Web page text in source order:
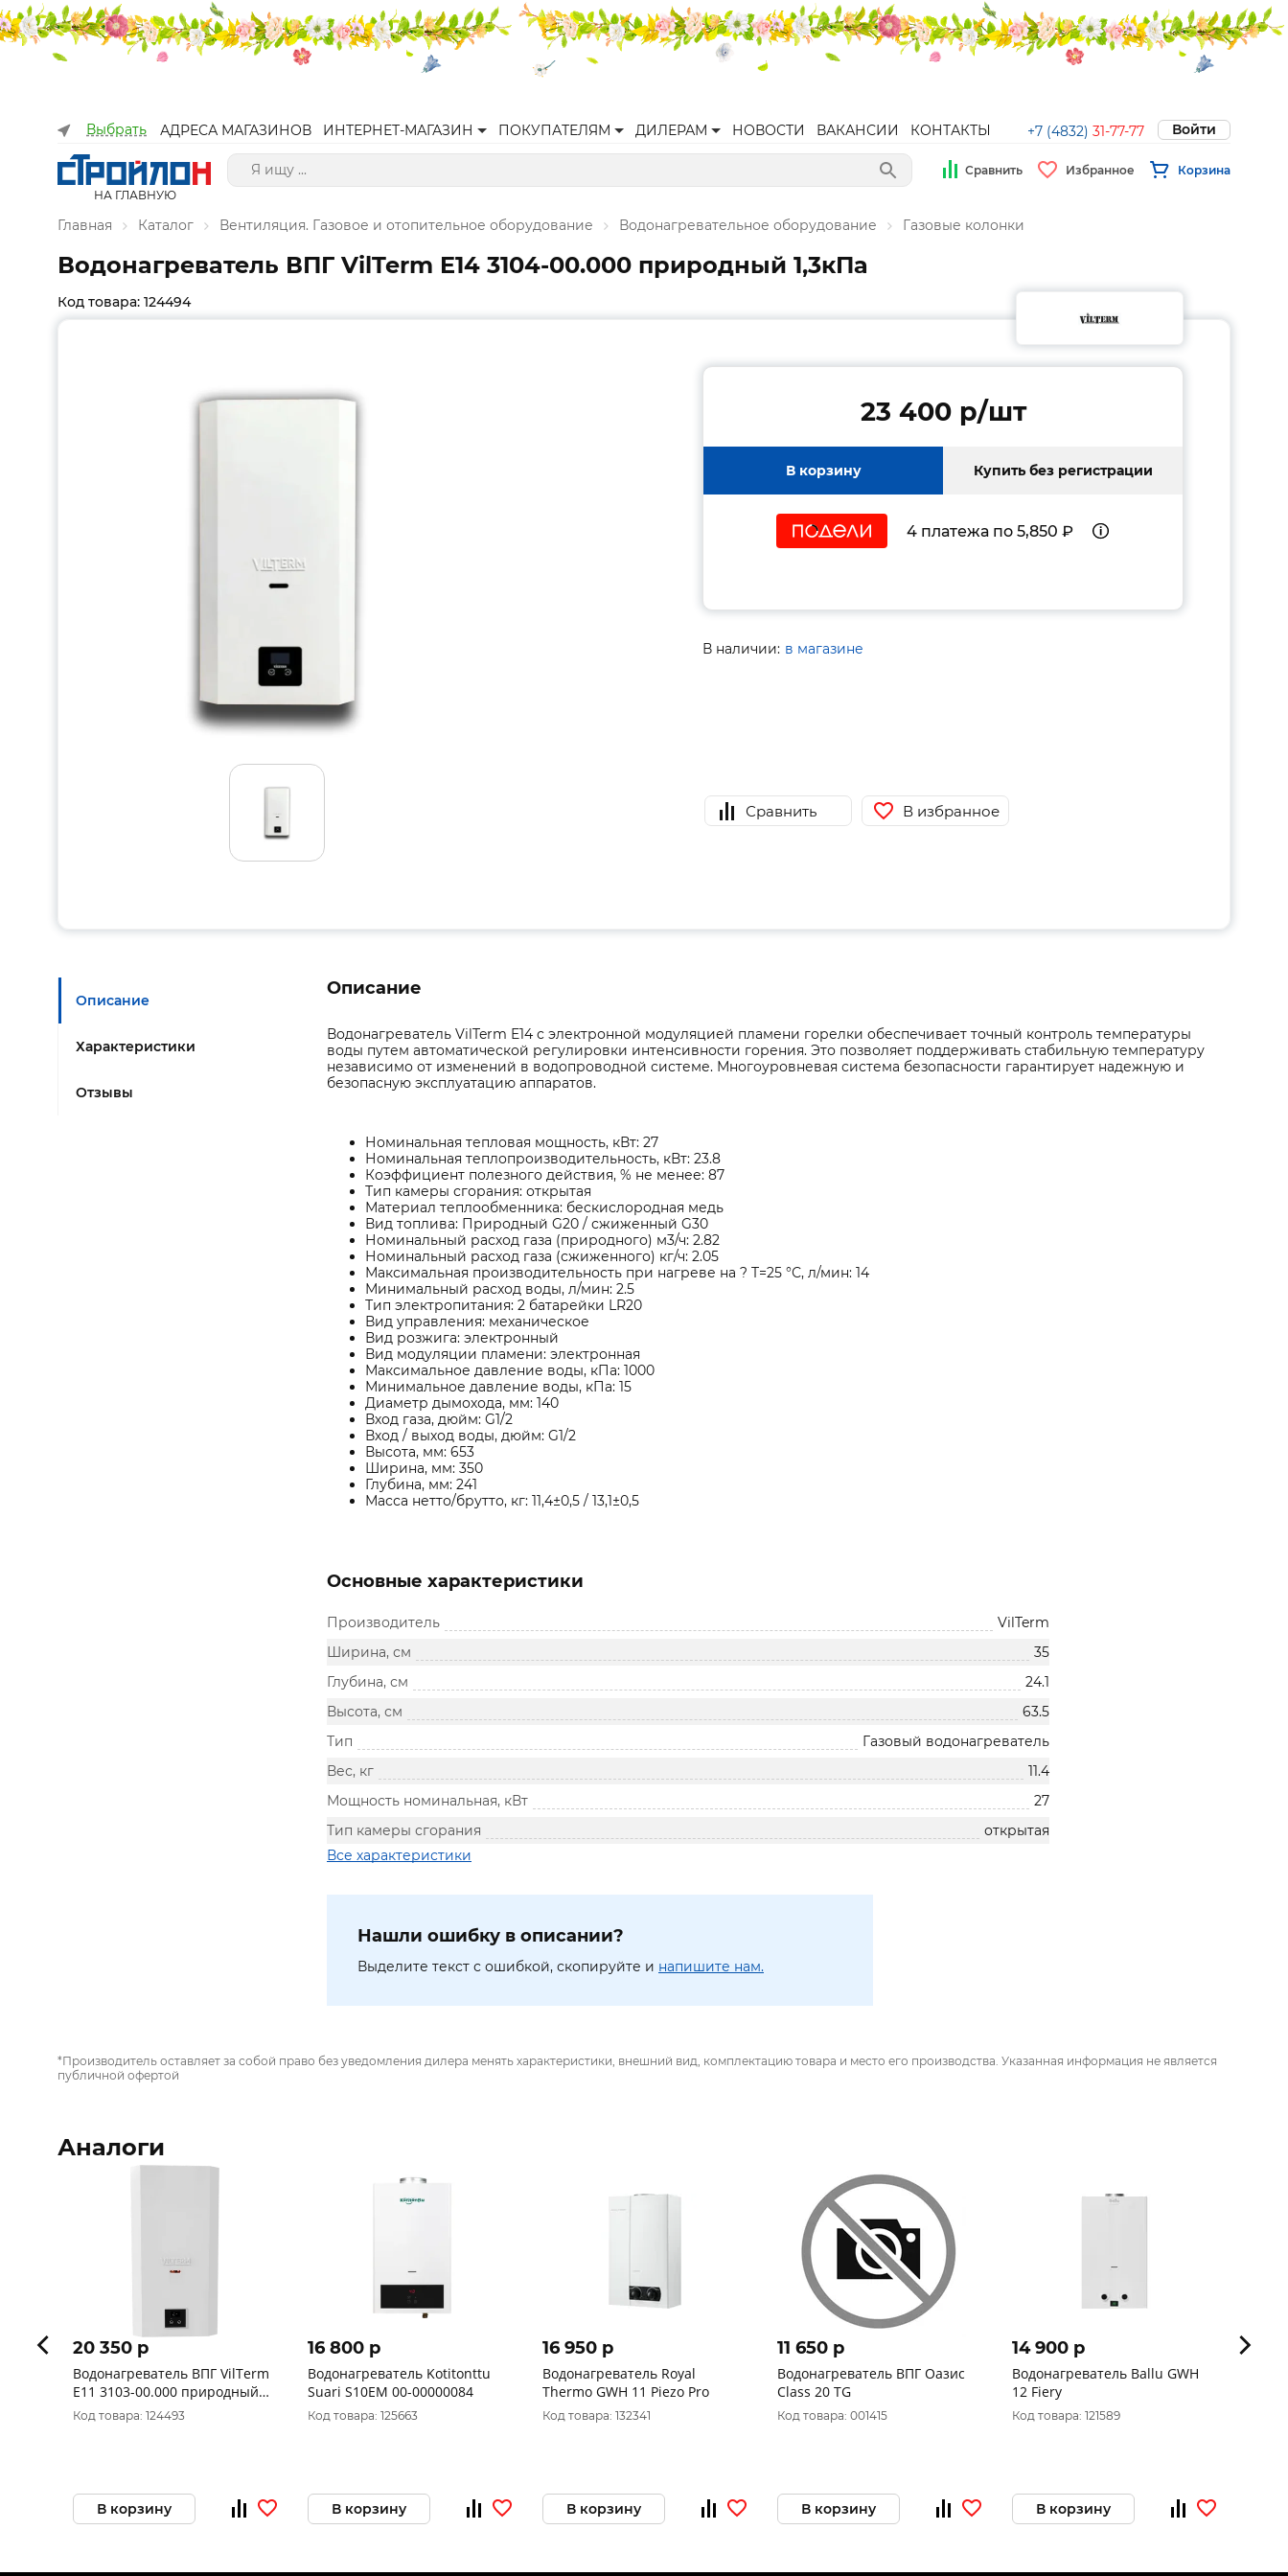
Выбрать АДРЕСА МАГАЗИНОВ ИНТЕРНЕТ-МАГАЗИН ПОКУПАТЕЛЯМ ДИЛЕРАМ НОВОСТИ ВАКАНСИИ КОНТАКТЫ +7 (4832) 31-77-77 Войти
НА ГЛАВНУЮ
Сравнить Избранное Корзина
Главная Каталог Вентиляция. Газовое и отопительное оборудование Водонагревательное оборудование Газовые колонки
Водонагреватель ВПГ VilTerm E14 3104-00.000 природный 1,3кПа
Код товара: 124494
23 400 p/шт
В корзину Купить без регистрации
4 платежа по 5,850 ₽
В наличии: в магазине
Сравнить В избранное
Описание
Характеристики
Отзывы
Описание
Водонагреватель VilTerm E14 с электронной модуляцией пламени горелки обеспечивает точный контроль температуры
воды путем автоматической регулировки интенсивности горения. Это позволяет поддерживать стабильную температуру
независимо от изменений в водопроводной системе. Многоуровневая система безопасности гарантирует надежную и
безопасную эксплуатацию аппаратов.
Номинальная тепловая мощность, кВт: 27
Номинальная теплопроизводительность, кВт: 23.8
Коэффициент полезного действия, % не менее: 87
Тип камеры сгорания: открытая
Материал теплообменника: бескислородная медь
Вид топлива: Природный G20 / сжиженный G30
Номинальный расход газа (природного) м3/ч: 2.82
Номинальный расход газа (сжиженного) кг/ч: 2.05
Максимальная производительность при нагреве на ? T=25 °С, л/мин: 14
Минимальный расход воды, л/мин: 2.5
Тип электропитания: 2 батарейки LR20
Вид управления: механическое
Вид розжига: электронный
Вид модуляции пламени: электронная
Максимальное давление воды, кПа: 1000
Минимальное давление воды, кПа: 15
Диаметр дымохода, мм: 140
Вход газа, дюйм: G1/2
Вход / выход воды, дюйм: G1/2
Высота, мм: 653
Ширина, мм: 350
Глубина, мм: 241
Масса нетто/брутто, кг: 11,4±0,5 / 13,1±0,5
Основные характеристики
Производитель
VilTerm
Ширина, см
35
Глубина, см
24.1
Высота, см
63.5
Тип
Газовый водонагреватель
Вес, кг
11.4
Мощность номинальная, кВт
27
Тип камеры сгорания
открытая
Все характеристики
Нашли ошибку в описании?
Выделите текст с ошибкой, скопируйте и напишите нам.
*Производитель оставляет за собой право без уведомления дилера менять характеристики, внешний вид, комплектацию товара и место его производства. Указанная информация не является
публичной офертой
Аналоги
20 350 p
Водонагреватель ВПГ VilTerm
E11 3103-00.000 природный
1,3кПа
Код товара: 124493
В корзину
16 800 p
Водонагреватель Kotitonttu
Suari S10EM 00-00000084
Код товара: 125663
В корзину
16 950 p
Водонагреватель Royal
Thermo GWH 11 Piezo Pro
Код товара: 132341
В корзину
11 650 p
Водонагреватель ВПГ Оазис
Class 20 ТG
Код товара: 001415
В корзину
14 900 p
Водонагреватель Ballu GWH
12 Fiery
Код товара: 121589
В корзину
19